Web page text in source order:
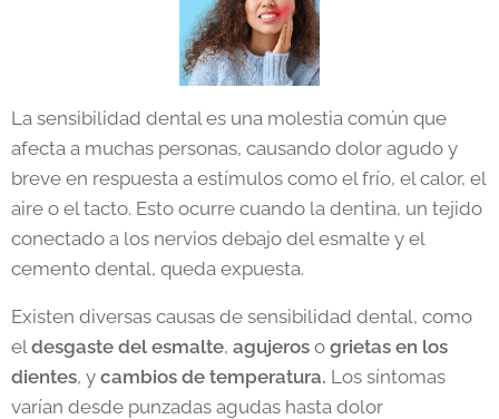
La sensibilidad dental es una molestia común que
afecta a muchas personas, causando dolor agudo y
breve en respuesta a estímulos como el frío, el calor, el
aire o el tacto. Esto ocurre cuando la dentina, un tejido
conectado a los nervios debajo del esmalte y el
cemento dental, queda expuesta.
Existen diversas causas de sensibilidad dental, como
el desgaste del esmalte, agujeros o grietas en los
dientes, y cambios de temperatura. Los síntomas
varían desde punzadas agudas hasta dolor